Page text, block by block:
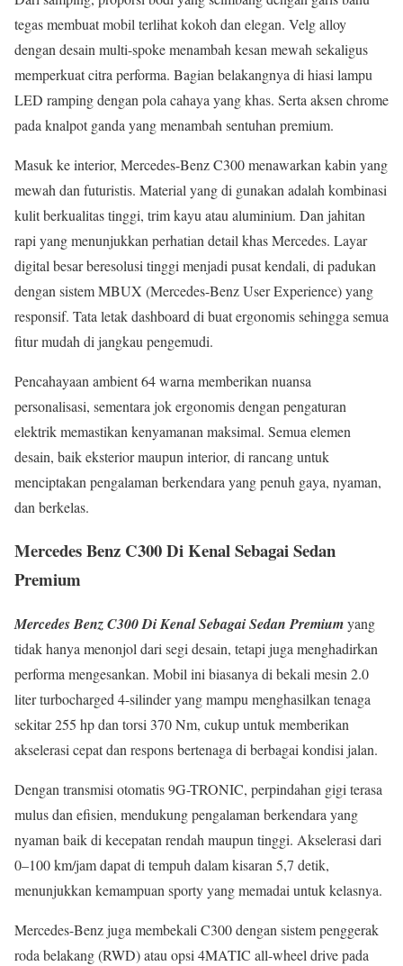
tegas membuat mobil terlihat kokoh dan elegan. Velg alloy
dengan desain multi-spoke menambah kesan mewah sekaligus
memperkuat citra performa. Bagian belakangnya di hiasi lampu
LED ramping dengan pola cahaya yang khas. Serta aksen chrome
pada knalpot ganda yang menambah sentuhan premium.
Masuk ke interior, Mercedes-Benz C300 menawarkan kabin yang
mewah dan futuristis. Material yang di gunakan adalah kombinasi
kulit berkualitas tinggi, trim kayu atau aluminium. Dan jahitan
rapi yang menunjukkan perhatian detail khas Mercedes. Layar
digital besar beresolusi tinggi menjadi pusat kendali, di padukan
dengan sistem MBUX (Mercedes-Benz User Experience) yang
responsif. Tata letak dashboard di buat ergonomis sehingga semua
fitur mudah di jangkau pengemudi.
Pencahayaan ambient 64 warna memberikan nuansa
personalisasi, sementara jok ergonomis dengan pengaturan
elektrik memastikan kenyamanan maksimal. Semua elemen
desain, baik eksterior maupun interior, di rancang untuk
menciptakan pengalaman berkendara yang penuh gaya, nyaman,
dan berkelas.
Mercedes Benz C300 Di Kenal Sebagai Sedan
Premium
Mercedes Benz C300 Di Kenal Sebagai Sedan Premiumyang
tidak hanya menonjol dari segi desain, tetapi juga menghadirkan
performa mengesankan. Mobil ini biasanya di bekali mesin 2.0
liter turbocharged 4-silinder yang mampu menghasilkan tenaga
sekitar 255 hp dan torsi 370 Nm, cukup untuk memberikan
akselerasi cepat dan respons bertenaga di berbagai kondisi jalan.
Dengan transmisi otomatis 9G-TRONIC, perpindahan gigi terasa
mulus dan efisien, mendukung pengalaman berkendara yang
nyaman baik di kecepatan rendah maupun tinggi. Akselerasi dari
0–100 km/jam dapat di tempuh dalam kisaran 5,7 detik,
menunjukkan kemampuan sporty yang memadai untuk kelasnya.
Mercedes-Benz juga membekali C300 dengan sistem penggerak
roda belakang (RWD) atau opsi 4MATIC all-wheel drive pada